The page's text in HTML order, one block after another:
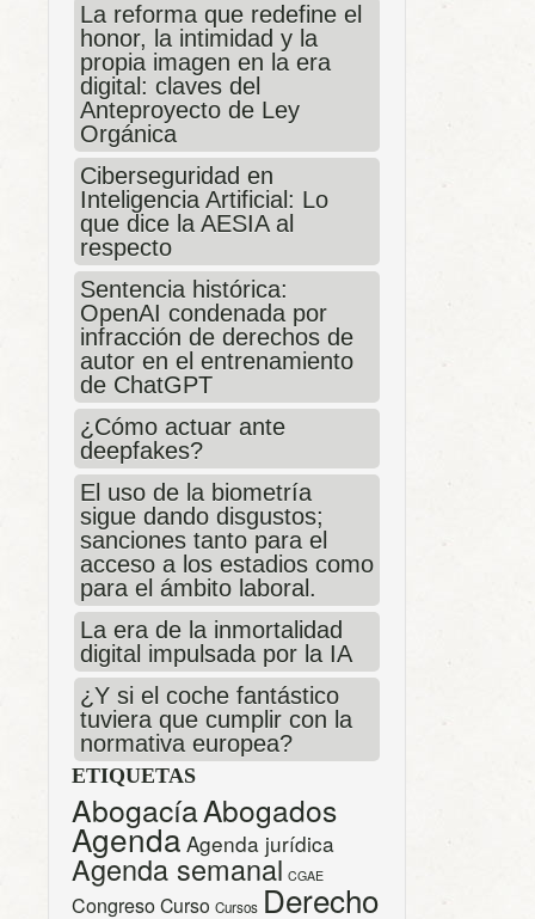
La reforma que redefine el
honor, la intimidad y la
propia imagen en la era
digital: claves del
Anteproyecto de Ley
Orgánica
Ciberseguridad en
Inteligencia Artificial: Lo
que dice la AESIA al
respecto
Sentencia histórica:
OpenAI condenada por
infracción de derechos de
autor en el entrenamiento
de ChatGPT
¿Cómo actuar ante
deepfakes?
El uso de la biometría
sigue dando disgustos;
sanciones tanto para el
acceso a los estadios como
para el ámbito laboral.
La era de la inmortalidad
digital impulsada por la IA
¿Y si el coche fantástico
tuviera que cumplir con la
normativa europea?
ETIQUETAS
AbogacíaAbogados
Agenda Agenda jurídica
Agenda semanal CGAE
CongresoCurso Cursos Derecho